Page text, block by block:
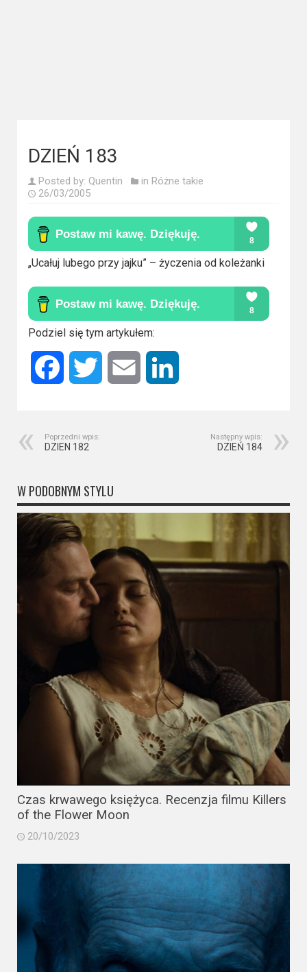
dokumentalne
Horrory
azjatyckie
Kino
Kino
polskie
Komedie
Korea
Filmy
faktach
Thrillery
Streaming
Amazon
Video
Apple
TV
Disney+
Max
Netflix
Sky
Showtime
Podsumowania
2023
2022
DZIEŃ 183
Posted by: Quentin in Różne takie
26/03/2005
„Ucałuj lubego przy jajku” – życzenia od koleżanki
Podziel się tym artykułem:
Facebook Twitter Email
Poprzedni wpis:
DZIEN 182
Następny wpis:
DZIEŃ 184
W PODOBNYM STYLU
Czas krwawego księżyca. Recenzja filmu Killers
of the Flower Moon
20/10/2023